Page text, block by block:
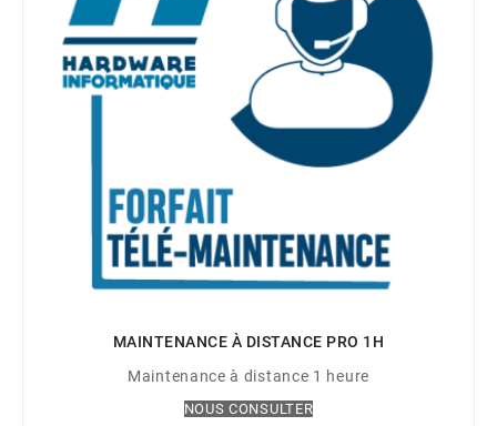
MAINTENANCE À DISTANCE PRO 1H
Maintenance à distance 1 heure
NOUS CONSULTER